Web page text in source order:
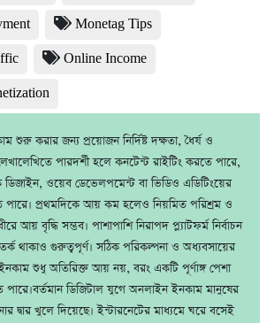
Monetag Tips
Online Income
শুরু করার জন্য প্রয়োজন নির্দিষ্ট দক্ষতা, ধৈর্য ও
পারদর্শী হলে কনটেন্ট রাইটিং করতে পারে,
ডিজাইন, ওয়েব ডেভেলপমেন্ট বা ভিডিও এডিটিংয়ের
প্রথমদিকে আয় কম হলেও নিয়মিত পরিশ্রম ও
আয় বৃদ্ধি সম্ভব। পাশাপাশি নিরাপদ প্ল্যাটফর্ম নির্বাচন
থাকাও গুরুত্বপূর্ণ। সঠিক পরিকল্পনা ও অধ্যবসায়ের
শুধু অতিরিক্ত আয় নয়, বরং একটি পূর্ণাঙ্গ পেশা
ডিজিটাল যুগে অনলাইন ইনকাম মানুষের
দ্বার খুলে দিয়েছে। ইন্টারনেটের মাধ্যমে ঘরে বসেই